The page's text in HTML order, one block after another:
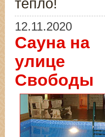
тепло!
12.11.2020
Сауна на
улице
Свободы